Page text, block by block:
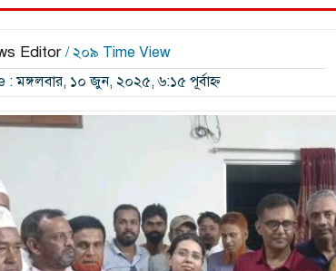
Editor / ২০৯ Time View
মঙ্গলবার, ১০ জুন, ২০২৫, ৬:১৫ পূর্বাহ্ন